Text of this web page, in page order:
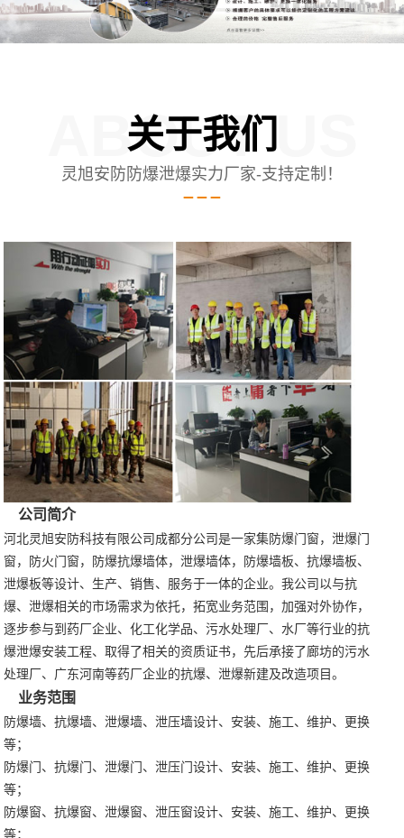
关于我们
ABOUT US
灵旭安防防爆泄爆实力厂家-支持定制！
公司简介
河北灵旭安防科技有限公司成都分公司是一家集防爆门窗，泄爆门
窗，防火门窗，防爆抗爆墙体，泄爆墙体，防爆墙板、抗爆墙板、
泄爆板等设计、生产、销售、服务于一体的企业。我公司以与抗
爆、泄爆相关的市场需求为依托，拓宽业务范围，加强对外协作，
逐步参与到药厂企业、化工化学品、污水处理厂、水厂等行业的抗
爆泄爆安装工程、取得了相关的资质证书，先后承接了廊坊的污水
处理厂、广东河南等药厂企业的抗爆、泄爆新建及改造项目。
业务范围
防爆墙、抗爆墙、泄爆墙、泄压墙设计、安装、施工、维护、更换
等；
防爆门、抗爆门、泄爆门、泄压门设计、安装、施工、维护、更换
等；
防爆窗、抗爆窗、泄爆窗、泄压窗设计、安装、施工、维护、更换
等；